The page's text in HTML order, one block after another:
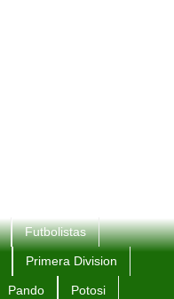
Futbolistas
Primera Division
Pando Potosi